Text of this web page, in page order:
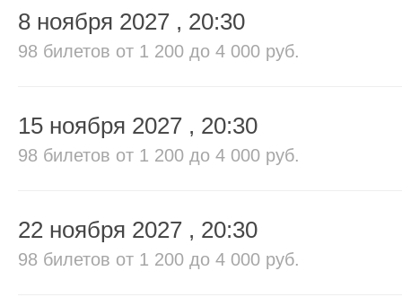
8 ноября 2027 , 20:30
98 билетов от 1 200 до 4 000 руб.
15 ноября 2027 , 20:30
98 билетов от 1 200 до 4 000 руб.
22 ноября 2027 , 20:30
98 билетов от 1 200 до 4 000 руб.